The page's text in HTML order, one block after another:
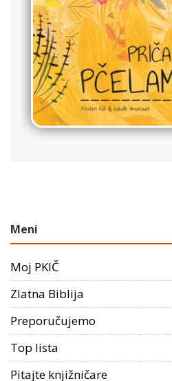
Meni
Moj PKIČ
Zlatna Biblija
Preporučujemo
Top lista
Pitajte knjižničare